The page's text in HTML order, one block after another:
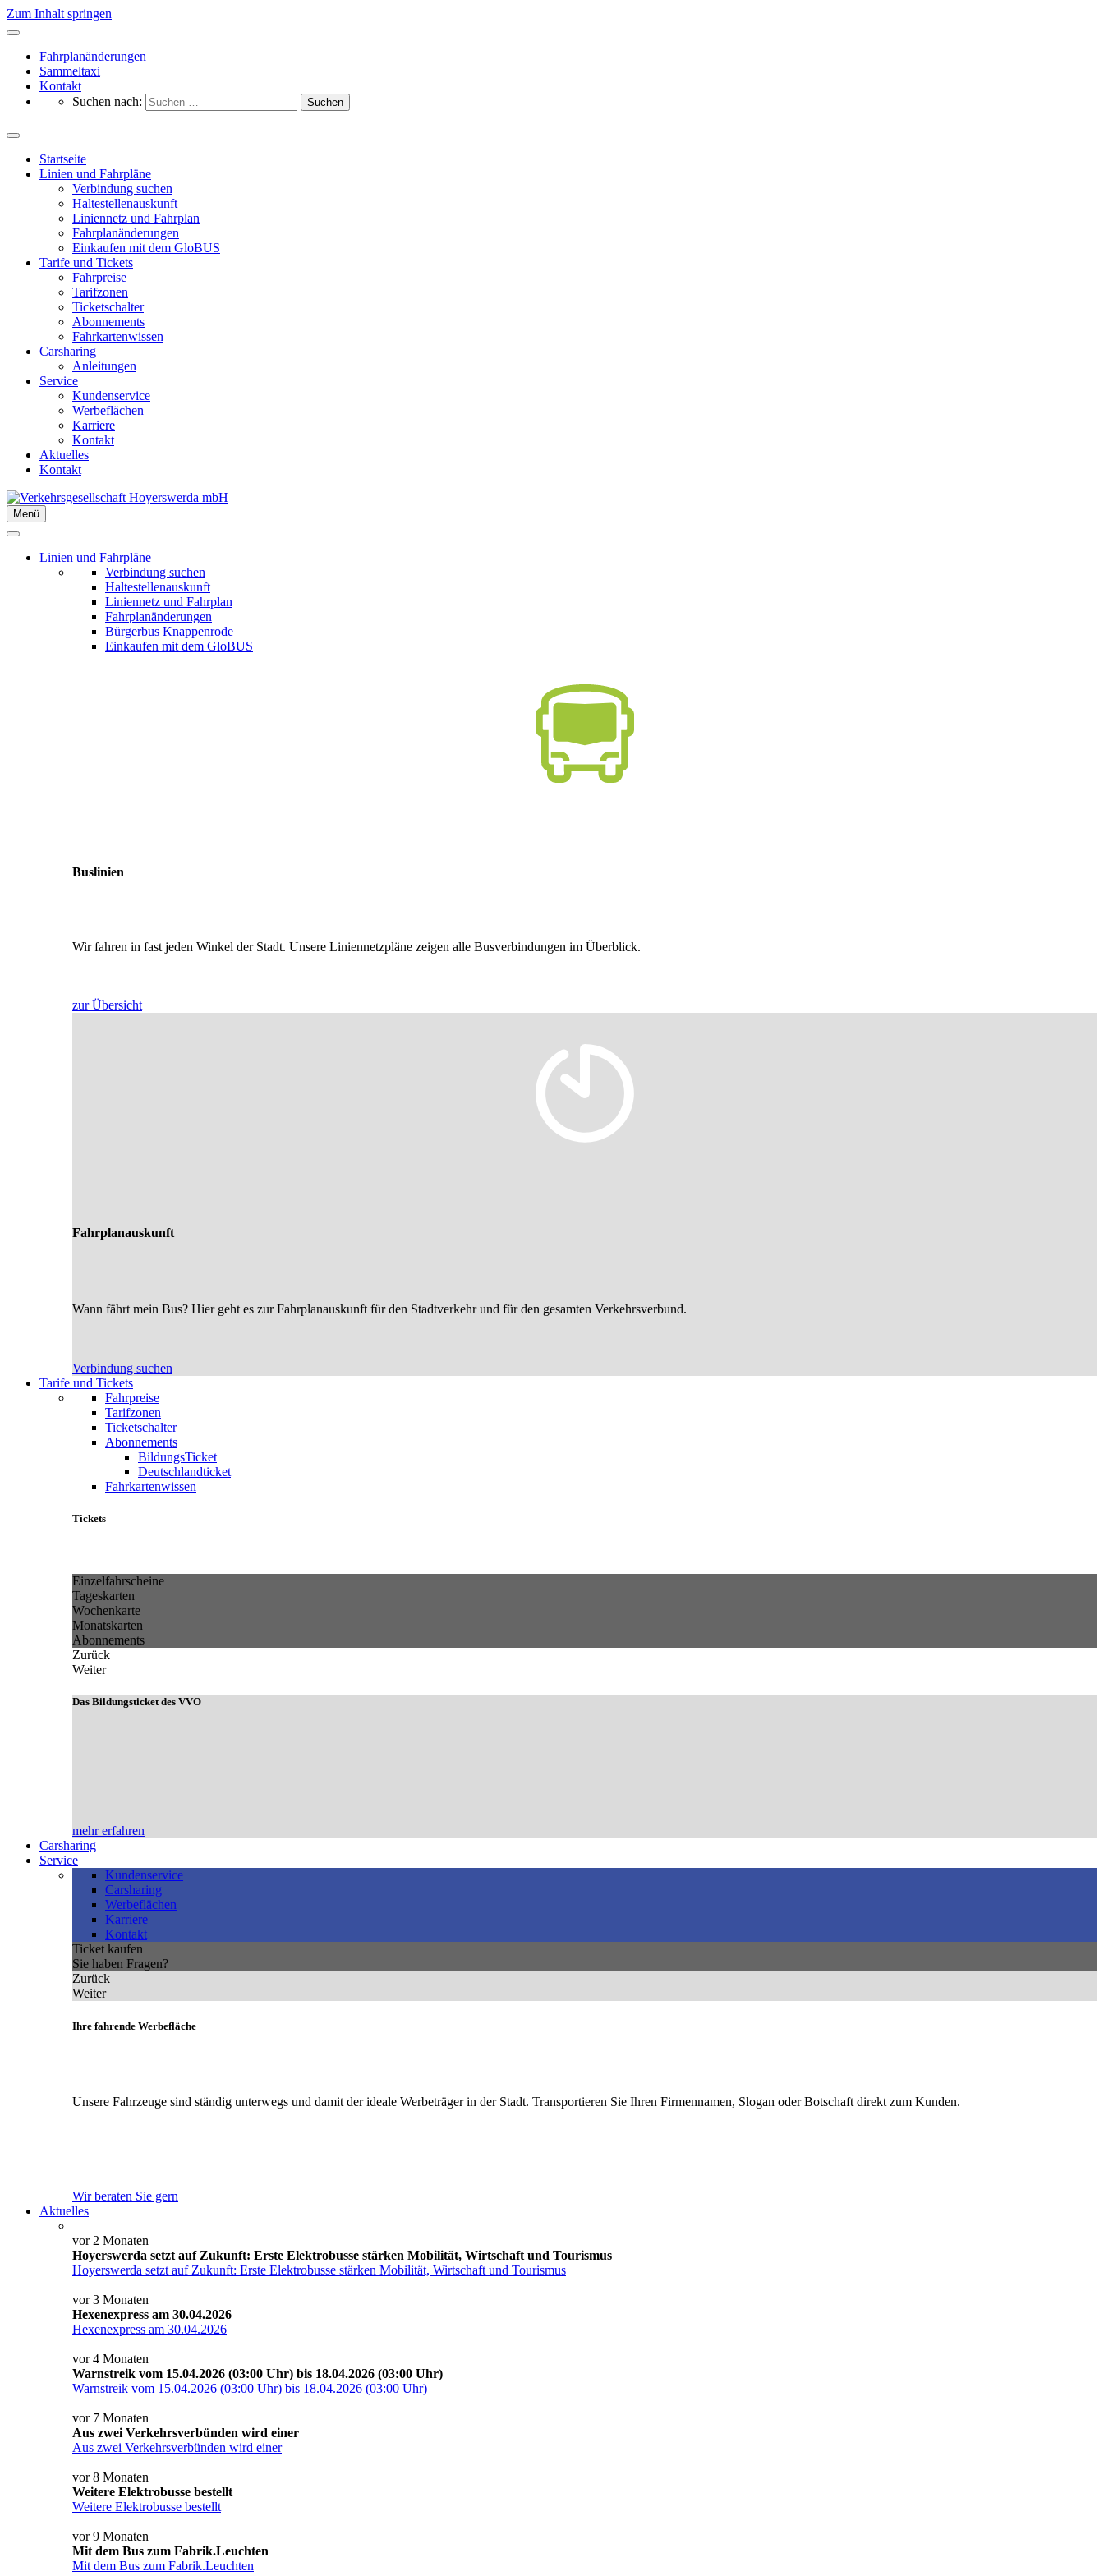
Zum Inhalt springen
Fahrplanänderungen
Sammeltaxi
Kontakt
Suchen nach:
Startseite
Linien und Fahrpläne
Verbindung suchen
Haltestellenauskunft
Liniennetz und Fahrplan
Fahrplanänderungen
Einkaufen mit dem GloBUS
Tarife und Tickets
Fahrpreise
Tarifzonen
Ticketschalter
Abonnements
Fahrkartenwissen
Carsharing
Anleitungen
Service
Kundenservice
Werbeflächen
Karriere
Kontakt
Aktuelles
Kontakt
Menü
Linien und Fahrpläne
Verbindung suchen
Haltestellenauskunft
Liniennetz und Fahrplan
Fahrplanänderungen
Bürgerbus Knappenrode
Einkaufen mit dem GloBUS
Buslinien
Wir fahren in fast jeden Winkel der Stadt. Unsere Liniennetzpläne zeigen alle Busverbindungen im Überblick.
zur Übersicht
Fahrplanauskunft
Wann fährt mein Bus? Hier geht es zur Fahrplanauskunft für den Stadtverkehr und für den gesamten Verkehrsverbund.
Verbindung suchen
Tarife und Tickets
Fahrpreise
Tarifzonen
Ticketschalter
Abonnements
BildungsTicket
Deutschlandticket
Fahrkartenwissen
Tickets
Einzelfahrscheine
Tageskarten
Wochenkarte
Monatskarten
Abonnements
Zurück
Weiter
Das Bildungsticket des VVO
mehr erfahren
Carsharing
Service
Kundenservice
Carsharing
Werbeflächen
Karriere
Kontakt
Ticket kaufen
Sie haben Fragen?
Zurück
Weiter
Ihre fahrende Werbefläche
Unsere Fahrzeuge sind ständig unterwegs und damit der ideale Werbeträger in der Stadt. Transportieren Sie Ihren Firmennamen, Slogan oder Botschaft direkt zum Kunden.
Wir beraten Sie gern
Aktuelles
vor 2 Monaten
Hoyerswerda setzt auf Zukunft: Erste Elektrobusse stärken Mobilität, Wirtschaft und Tourismus
Hoyerswerda setzt auf Zukunft: Erste Elektrobusse stärken Mobilität, Wirtschaft und Tourismus
vor 3 Monaten
Hexenexpress am 30.04.2026
Hexenexpress am 30.04.2026
vor 4 Monaten
Warnstreik vom 15.04.2026 (03:00 Uhr) bis 18.04.2026 (03:00 Uhr)
Warnstreik vom 15.04.2026 (03:00 Uhr) bis 18.04.2026 (03:00 Uhr)
vor 7 Monaten
Aus zwei Verkehrsverbünden wird einer
Aus zwei Verkehrsverbünden wird einer
vor 8 Monaten
Weitere Elektrobusse bestellt
Weitere Elektrobusse bestellt
vor 9 Monaten
Mit dem Bus zum Fabrik.Leuchten
Mit dem Bus zum Fabrik.Leuchten